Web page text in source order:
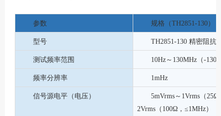
参数 规格（TH2851-130）
型号 TH2851-130 精密阻抗
测试频率范围 10Hz～130MHz（-130
频率分辨率 1mHz
信号源电平（电压）
5mVrms～1Vrms（
2Vrms（100Ω，≤1MHz）